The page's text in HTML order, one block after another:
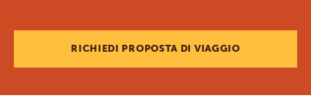
RICHIEDI PROPOSTA DI VIAGGIO